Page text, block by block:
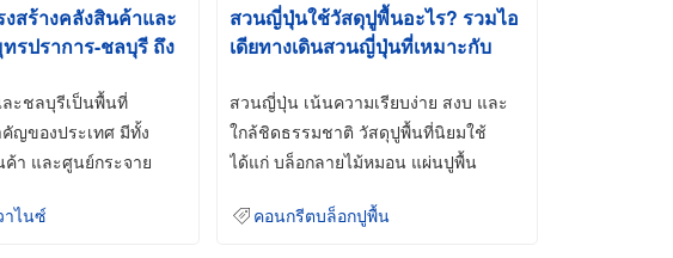
สร้างคลังสินค้าและ
รปราการ-ชลบุรี ถึง
ะชลบุรีเป็นพื้นที่
ญของประเทศ มีทั้ง
า และศูนย์กระจาย
าไนซ์
สวนญี่ปุ่นใช้วัสดุปูพื้นอะไร? รวมไอ
เดียทางเดินสวนญี่ปุ่นที่เหมาะกับ
สวนญี่ปุ่น เน้นความเรียบง่าย สงบ และ
ใกล้ชิดธรรมชาติ วัสดุปูพื้นที่นิยมใช้
ได้แก่ บล็อกลายไม้หมอน แผ่นปูพื้น
คอนกรีตบล็อกปูพื้น